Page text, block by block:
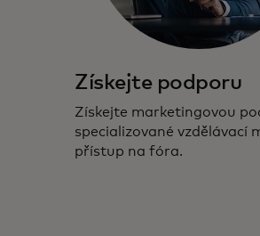
Získejte podporu
Získejte marketingovou
specializované vzdělávací
přístup na fóra.